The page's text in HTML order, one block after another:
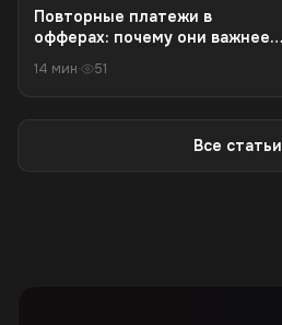
Повторные платежи в
офферах: почему они важнее
14 мин· 51
Все статьи